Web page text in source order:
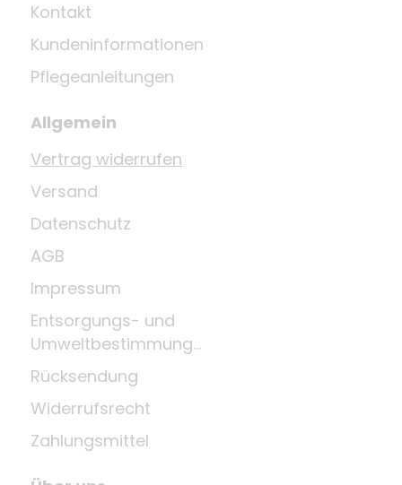
Kontakt
Kundeninformationen
Pflegeanleitungen
Allgemein
Vertrag widerrufen
Versand
Datenschutz
AGB
Impressum
Entsorgungs- und
Umweltbestimmungen
Rücksendung
Widerrufsrecht
Zahlungsmittel